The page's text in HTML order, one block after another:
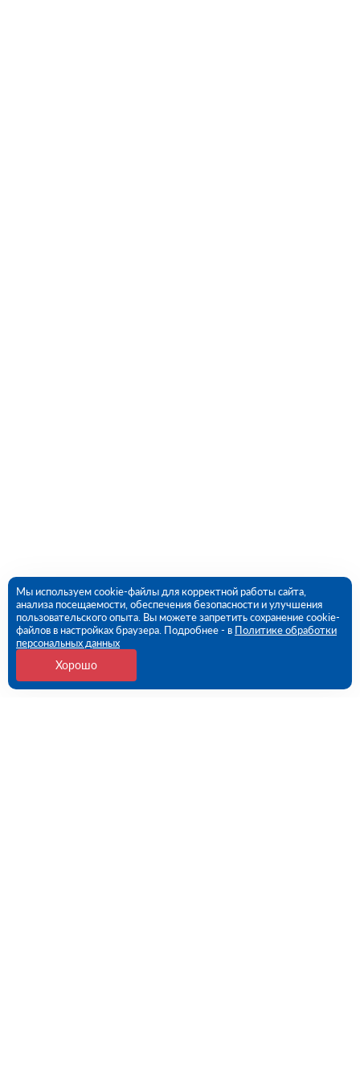
Мы используем cookie-файлы для корректной работы сайта,
анализа посещаемости, обеспечения безопасности и улучшения
пользовательского опыта. Вы можете запретить сохранение cookie-
файлов в настройках браузера. Подробнее - в Политике обработки
персональных данных
Хорошо